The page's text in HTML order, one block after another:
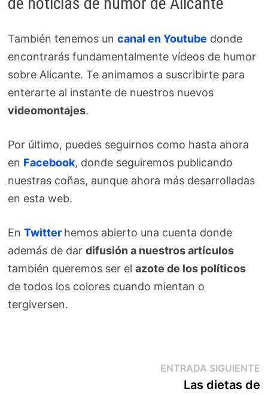
También tenemos uncanal en Youtube donde
encontrarás fundamentalmente vídeos de humor
sobre Alicante. Te animamos a suscribirte para
enterarte al instante de nuestros nuevos
videomontajes.
Por último, puedes seguirnos como hasta ahora
en Facebook, donde seguiremos publicando
nuestras coñas, aunque ahora más desarrolladas
en esta web.
EnTwitter hemos abierto una cuenta donde
además de dardifusión a nuestros artículos
también queremos ser elazote de los políticos
de todos los colores cuando mientan o
tergiversen.
ENTRADA SIGUIENTE
Las dietas de